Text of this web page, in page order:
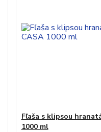
Fľaša s klipsou
1000 ml